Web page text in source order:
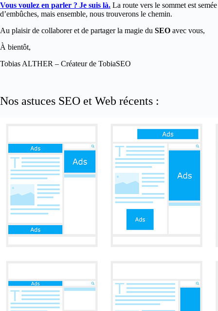
Vous voulez en parler ? Je suis là. La route vers le sommet est semée
d’embûches, mais ensemble, nous trouverons le chemin.
Au plaisir de collaborer et de partager la magie du SEO avec vous,
À bientôt,
Tobias ALTHER – Créateur de TobiaSEO
Nos astuces SEO et Web récents :